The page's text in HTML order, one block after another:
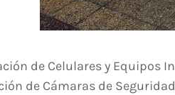
de Celulares y Equipos
de Cámaras de